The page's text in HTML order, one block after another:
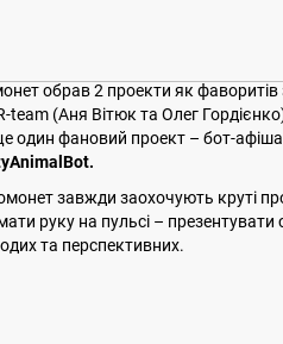
обрав 2 проекти як фаворитів
team (Аня Вітюк та Олег
один фановий проект – бот-афіша
завжди заохочують круті
руку на пульсі – презентувати
та перспективних.